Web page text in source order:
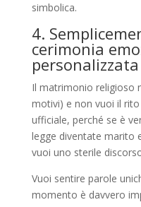
simbolica.
4.
cerimonia
Il matrimonio religioso
motivi) e non vuoi il
ufficiale, perché se è
legge diventate marito
vuoi uno sterile
Vuoi sentire parole
momento è davvero